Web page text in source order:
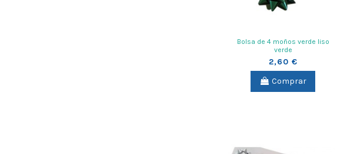
Bolsa de 4 moños verde liso
verde
2,60 €
Comprar